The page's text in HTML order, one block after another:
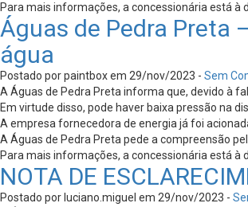
Para mais informações, a concessionária está à
Águas de Pedra Preta
água
Postado por paintbox em 29/nov/2023 - Sem
A Águas de Pedra Preta informa que, devido à
Em virtude disso, pode haver baixa pressão na
A empresa fornecedora de energia já foi
A Águas de Pedra Preta pede a compreensão
Para mais informações, a concessionária está à
NOTA DE
Postado por luciano.miguel em 29/nov/2023 -